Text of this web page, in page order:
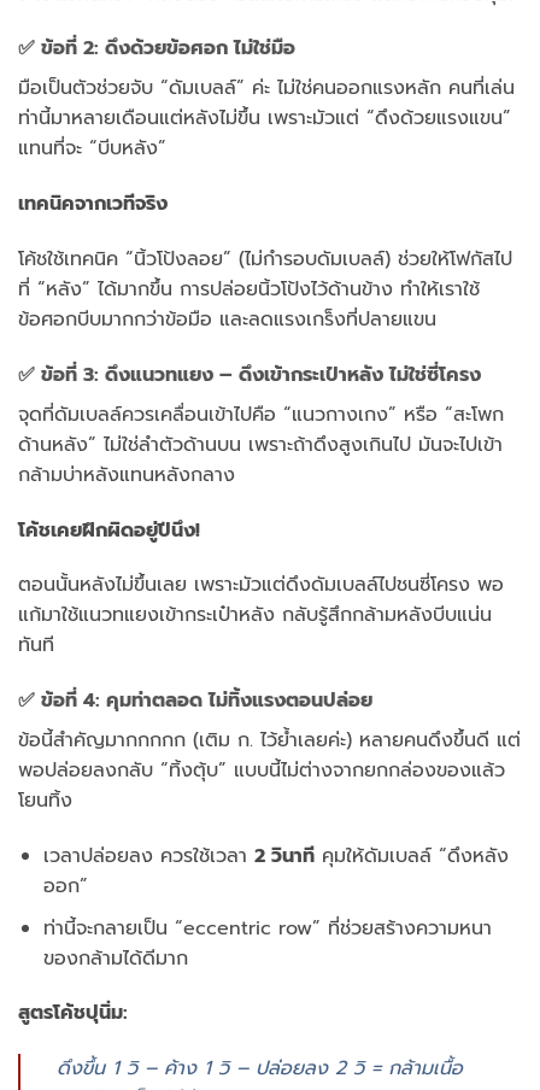
✅ ข้อที่ 2: ดึงด้วยข้อศอก ไม่ใช่มือ
มือเป็นตัวช่วยจับ “ดัมเบลล์” ค่ะ ไม่ใช่คนออกแรงหลัก คนที่เล่น
ท่านี้มาหลายเดือนแต่หลังไม่ขึ้น เพราะมัวแต่ “ดึงด้วยแรงแขน”
แทนที่จะ “บีบหลัง”
เทคนิคจากเวทีจริง
โค้ชใช้เทคนิค “นิ้วโป้งลอย” (ไม่กำรอบดัมเบลล์) ช่วยให้โฟกัสไป
ที่ “หลัง” ได้มากขึ้น การปล่อยนิ้วโป้งไว้ด้านข้าง ทำให้เราใช้
ข้อศอกบีบมากกว่าข้อมือ และลดแรงเกร็งที่ปลายแขน
✅ ข้อที่ 3: ดึงแนวทแยง – ดึงเข้ากระเป๋าหลัง ไม่ใช่ซี่โครง
จุดที่ดัมเบลล์ควรเคลื่อนเข้าไปคือ “แนวกางเกง” หรือ “สะโพก
ด้านหลัง” ไม่ใช่ลำตัวด้านบน เพราะถ้าดึงสูงเกินไป มันจะไปเข้า
กล้ามบ่าหลังแทนหลังกลาง
โค้ชเคยฝึกผิดอยู่ปีนึง!
ตอนนั้นหลังไม่ขึ้นเลย เพราะมัวแต่ดึงดัมเบลล์ไปชนซี่โครง พอ
แก้มาใช้แนวทแยงเข้ากระเป๋าหลัง กลับรู้สึกกล้ามหลังบีบแน่น
ทันที
✅ ข้อที่ 4: คุมท่าตลอด ไม่ทิ้งแรงตอนปล่อย
ข้อนี้สำคัญมากกกกก (เติม ก. ไว้ย้ำเลยค่ะ) หลายคนดึงขึ้นดี แต่
พอปล่อยลงกลับ “ทิ้งตุ้บ” แบบนี้ไม่ต่างจากยกกล่องของแล้ว
โยนทิ้ง
เวลาปล่อยลง ควรใช้เวลา 2 วินาทีคุมให้ดัมเบลล์ “ดึงหลัง
ออก”
ท่านี้จะกลายเป็น “eccentric row” ที่ช่วยสร้างความหนา
ของกล้ามได้ดีมาก
สูตรโค้ชปุนิ่ม:
ดึงขึ้น 1 วิ – ค้าง 1 วิ – ปล่อยลง 2 วิ = กล้ามเนื้อ